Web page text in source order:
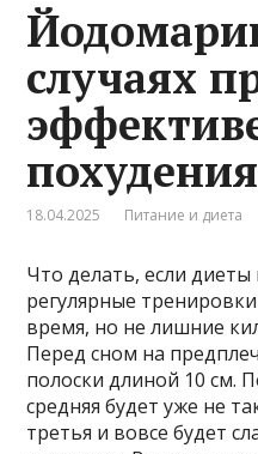
случаях
похудения
18.04.2025 Питание и диета
Что делать, если
регулярные
время, но не лишние
Перед сном на
полоски длиной 10 см.
средняя будет уже не
третья и вовсе будет